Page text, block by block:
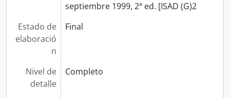
septiembre 1999, 2ª ed. [ISAD (G)2
Estado de
elaboració
n
Final
Nivel de
detalle
Completo